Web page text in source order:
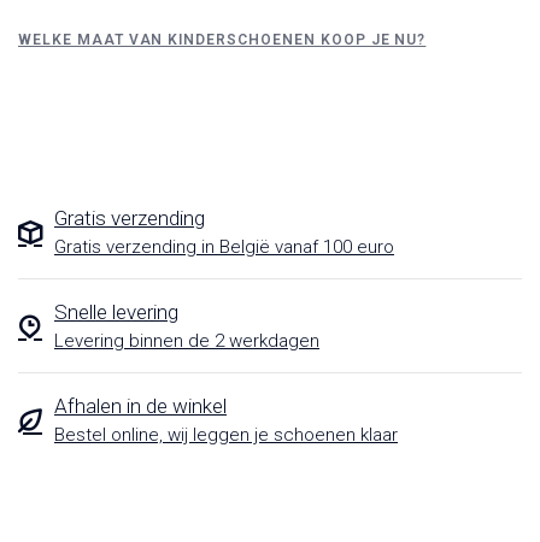
WELKE MAAT VAN KINDERSCHOENEN KOOP JE NU?
Gratis verzending
Gratis verzending in België vanaf 100 euro
Snelle levering
Levering binnen de 2 werkdagen
Afhalen in de winkel
Bestel online, wij leggen je schoenen klaar